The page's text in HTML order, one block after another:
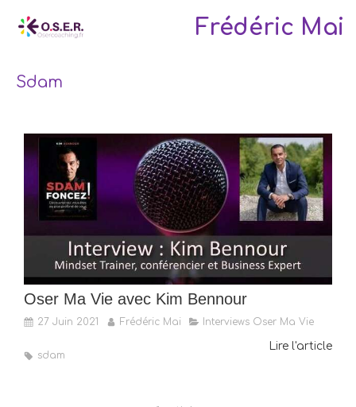
Frédéric Mai
Sdam
Oser Ma Vie avec Kim Bennour
27 Juin 2021 Frédéric Mai Interviews Oser Ma Vie
Lire l'article
sdam